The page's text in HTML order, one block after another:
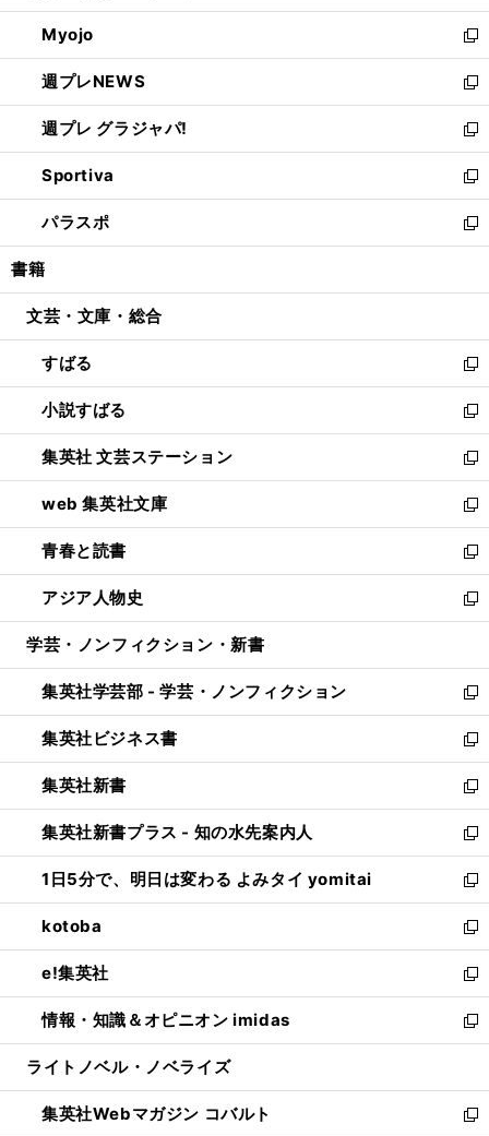
開
く
ウ
で
開
く
ン
ド
ウ
で
開
く
ウ
ィ
ン
ド
ウ
で
開
く
Myojo
新
し
い
ウ
ィ
ン
ド
ウ
で
開
週プレNEWS
新
し
い
ウ
ィ
ン
ド
ウ
開
週プレ グラジャパ!
新
し
い
ウ
ィ
ン
ウ
開
く
Sportiva
新
し
い
ウ
ン
ウ
で
開
く
パラスポ
新
し
ウ
ン
ド
ウ
で
開
く
書籍
文芸・文庫・総合
すばる
新
し
い
ウ
ィ
ン
ド
ウ
で
開
く
小説すばる
新
し
い
ウ
ィ
ン
ド
ウ
で
開
集英社 文芸ステーション
新
し
い
ウ
ィ
ン
ド
ウ
開
く
web 集英社文庫
新
し
い
ウ
ィ
ン
ウ
で
開
く
青春と読書
新
し
い
ウ
ン
ド
ウ
で
開
く
アジア人物史
新
し
ウ
ィ
ン
ド
ウ
で
開
く
学芸・ノンフィクション・新書
集英社学芸部 - 学芸・ノンフィクション
新
し
い
ウ
ィ
ン
ド
ウ
で
開
く
集英社ビジネス書
新
し
い
ウ
ィ
ン
ド
ウ
で
開
く
集英社新書
新
し
い
ウ
ィ
ン
ド
ウ
で
開
く
集英社新書プラス - 知の水先案内人
新
し
い
ウ
ィ
ン
ド
ウ
で
開
1日5分で、明日は変わる よみタイ yomitai
新
し
い
ウ
ィ
ン
ド
ウ
開
く
kotoba
新
し
い
ウ
ィ
ン
ウ
で
e!集英社
新
し
い
ウ
ン
ド
情報・知識＆オピニオン imidas
新
し
ウ
ィ
ライトノベル・ノベライズ
集英社Webマガジン コバルト
新